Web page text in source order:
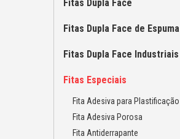
Fitas Dupla Face
Fitas Dupla Face de Espuma
Fitas Dupla Face Industriais
Fitas Especiais
Fita Adesiva para Plastificação
Fita Adesiva Porosa
Fita Antiderrapante